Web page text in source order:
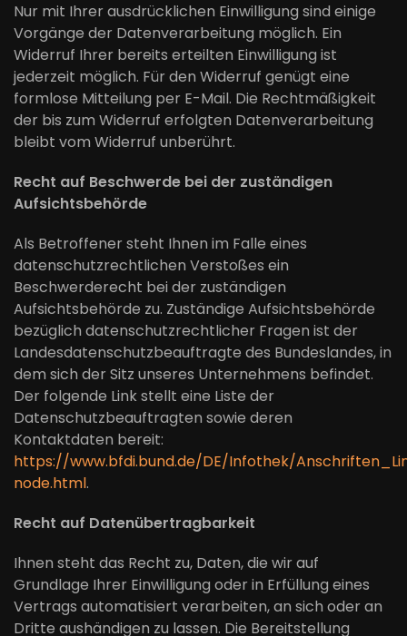
Nur mit Ihrer ausdrücklichen Einwilligung sind einige
Vorgänge der Datenverarbeitung möglich. Ein
Widerruf Ihrer bereits erteilten Einwilligung ist
jederzeit möglich. Für den Widerruf genügt eine
formlose Mitteilung per E-Mail. Die Rechtmäßigkeit
der bis zum Widerruf erfolgten Datenverarbeitung
bleibt vom Widerruf unberührt.
Recht auf Beschwerde bei der zuständigen
Aufsichtsbehörde
Als Betroffener steht Ihnen im Falle eines
datenschutzrechtlichen Verstoßes ein
Beschwerderecht bei der zuständigen
Aufsichtsbehörde zu. Zuständige Aufsichtsbehörde
bezüglich datenschutzrechtlicher Fragen ist der
Landesdatenschutzbeauftragte des Bundeslandes, in
dem sich der Sitz unseres Unternehmens befindet.
Der folgende Link stellt eine Liste der
Datenschutzbeauftragten sowie deren
Kontaktdaten bereit:
https://www.bfdi.bund.de/DE/Infothek/
node.html.
Recht auf Datenübertragbarkeit
Ihnen steht das Recht zu, Daten, die wir auf
Grundlage Ihrer Einwilligung oder in Erfüllung eines
Vertrags automatisiert verarbeiten, an sich oder an
Dritte aushändigen zu lassen. Die Bereitstellung